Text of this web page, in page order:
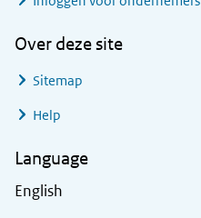
Over deze site
Sitemap
Help
Language
English